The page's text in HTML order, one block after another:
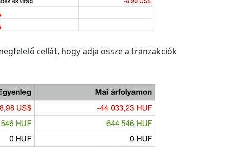
cellát, hogy adja össze a tranzakciók